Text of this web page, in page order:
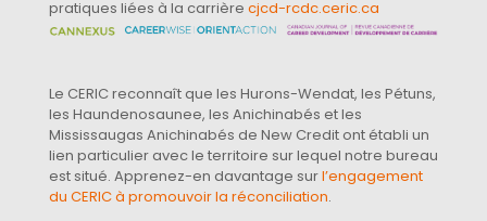
pratiques liées à la carrière cjcd-rcdc.ceric.ca
Le CERIC reconnaît que les Hurons-Wendat, les Pétuns,
les Haundenosaunee, les Anichinabés et les
Mississaugas Anichinabés de New Credit ont établi un
lien particulier avec le territoire sur lequel notre bureau
est situé. Apprenez-en davantage surl’engagement
du CERIC à promouvoir la réconciliation.